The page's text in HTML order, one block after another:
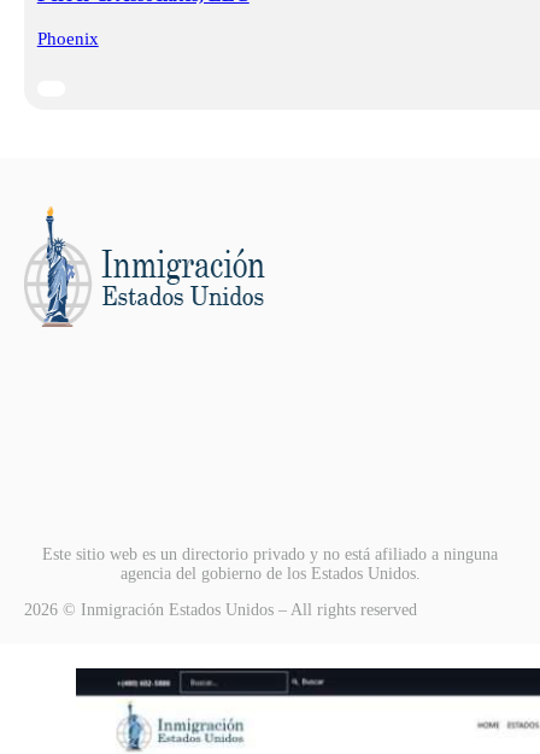
Phoenix
Este sitio web es un directorio privado y no está afiliado a ninguna
agencia del gobierno de los Estados Unidos.
2026 © Inmigración Estados Unidos – All rights reserved